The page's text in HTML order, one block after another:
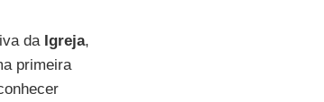
daIgreja,
primeira